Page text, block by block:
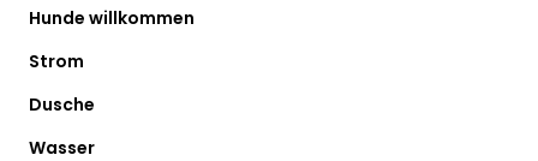
Hunde willkommen
Strom
Dusche
Wasser